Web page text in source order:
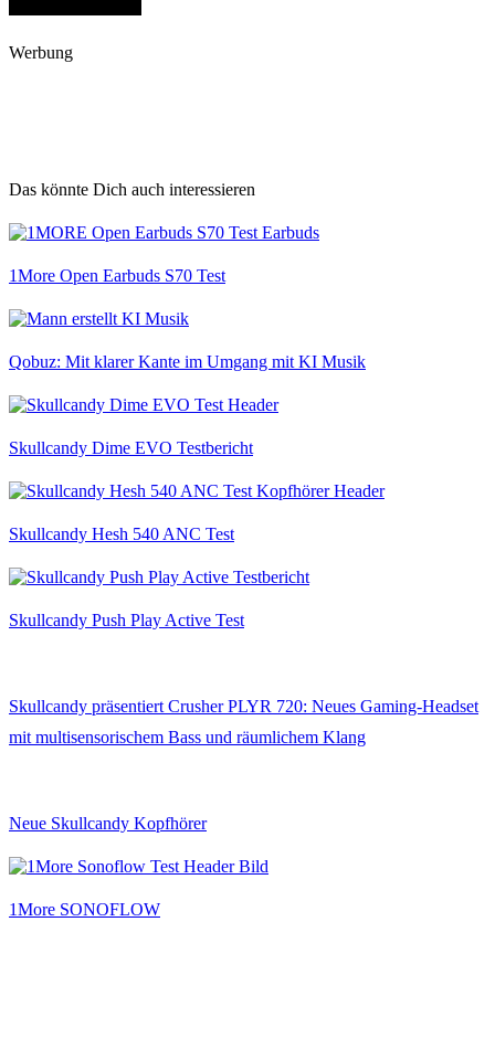
Werbung
Das könnte Dich auch interessieren
1More Open Earbuds S70 Test
Qobuz: Mit klarer Kante im Umgang mit KI Musik
Skullcandy Dime EVO Testbericht
Skullcandy Hesh 540 ANC Test
Skullcandy Push Play Active Test
Skullcandy präsentiert Crusher PLYR 720: Neues Gaming-Headset
mit multisensorischem Bass und räumlichem Klang
Neue Skullcandy Kopfhörer
1More SONOFLOW